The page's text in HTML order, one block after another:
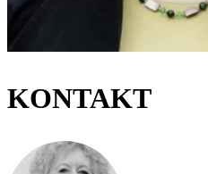
KONTAKT